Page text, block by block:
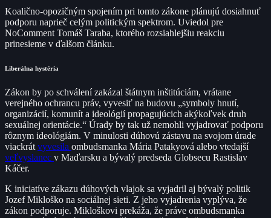
Koalično-opozičným spojením pri tomto zákone plánujú dosiahnuť
podporu naprieč celým politickým spektrom. Uviedol pre
NoComment Tomáš Taraba, ktorého rozsiahlejšiu reakciu
prinesieme v ďalšom článku.
Liberálna hystéria
Zákon by po schválení zakázal štátnym inštitúciám, vrátane
verejného ochrancu práv, vyvesiť na budovu „symboly hnutí,
organizácií, komunít a ideológií propagujúcich akýkoľvek druh
sexuálnej orientácie.“ Úrady by tak už nemohli vyjadrovať podporu
rôznym ideológiám. V minulosti dúhovú zástavu na svojom úrade
viackrát vyvesila ombudsmanka Mária Patakyová alebo vtedajší
veľvyslanec v Maďarsku a bývalý predseda Globsecu Rastislav
Káčer.
K iniciatíve zákazu dúhových vlajok sa vyjadril aj bývalý politik
Jozef Mikloško na sociálnej sieti. Z jeho vyjadrenia vyplýva, že
zákon podporuje. Mikloškovi prekáža, že práve ombudsmanka